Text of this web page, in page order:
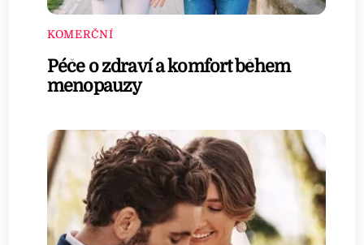
KOMERČNÍ
Péče o zdraví a komfort během
menopauzy